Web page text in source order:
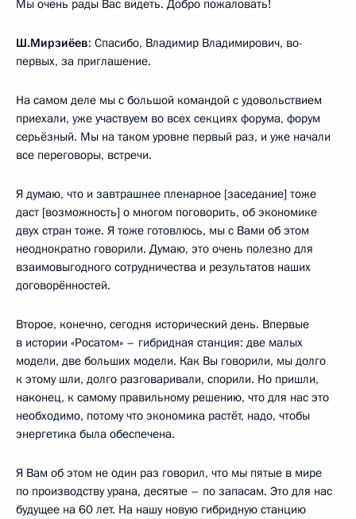
Мы очень рады Вас видеть. Добро пожаловать!
Ш.Мирзиёев: Спасибо, Владимир Владимирович, во-
первых, за приглашение.
На самом деле мы с большой командой с удовольствием
приехали, уже участвуем во всех секциях форума, форум
серьёзный. Мы на таком уровне первый раз, и уже начали
все переговоры, встречи.
Я думаю, что и завтрашнее пленарное [заседание] тоже
даст [возможность] о многом поговорить, об экономике
двух стран тоже. Я тоже готовлюсь, мы с Вами об этом
неоднократно говорили. Думаю, это очень полезно для
взаимовыгодного сотрудничества и результатов наших
договорённостей.
Второе, конечно, сегодня исторический день. Впервые
в истории «Росатом» – гибридная станция: две малых
модели, две больших модели. Как Вы говорили, мы долго
к этому шли, долго разговаривали, спорили. Но пришли,
наконец, к самому правильному решению, что для нас это
необходимо, потому что экономика растёт, надо, чтобы
энергетика была обеспечена.
Я Вам об этом не один раз говорил, что мы пятые в мире
по производству урана, десятые – по запасам. Это для нас
будущее на 60 лет. На нашу новую гибридную станцию